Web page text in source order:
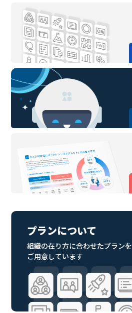
プランについて
組織の在り方に合わせたプランを
ご用意しています